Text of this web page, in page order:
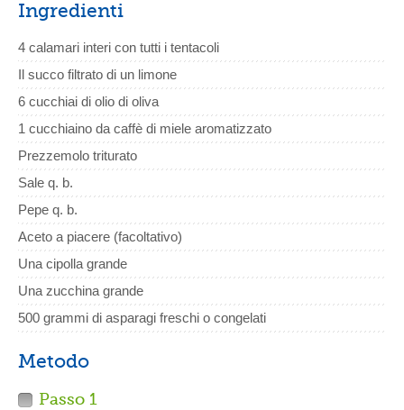
Ingredienti
4 calamari interi con tutti i tentacoli
Il succo filtrato di un limone
6 cucchiai di olio di oliva
1 cucchiaino da caffè di miele aromatizzato
Prezzemolo triturato
Sale q. b.
Pepe q. b.
Aceto a piacere (facoltativo)
Una cipolla grande
Una zucchina grande
500 grammi di asparagi freschi o congelati
Metodo
Passo 1